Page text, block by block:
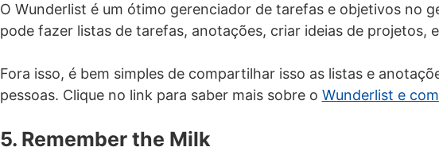
O Wunderlist é um ótimo gerenciador de tarefas e objetivos no
pode fazer listas de tarefas, anotações, criar ideias de projetos,
Fora isso, é bem simples de compartilhar isso as listas e
pessoas. Clique no link para saber mais sobre o Wunderlist e
5. Remember the Milk